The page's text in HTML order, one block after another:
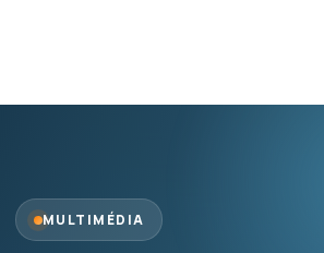
MULTIMÉDIA